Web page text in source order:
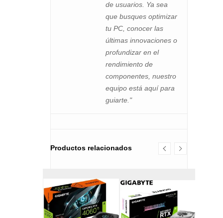
de usuarios. Ya sea
que busques optimizar
tu PC, conocer las
últimas innovaciones o
profundizar en el
rendimiento de
componentes, nuestro
equipo está aquí para
guiarte."
Productos relacionados